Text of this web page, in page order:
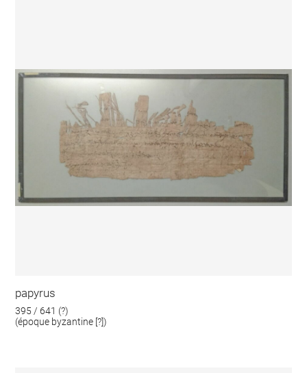
papyrus
395 / 641 (?)
(époque byzantine [?])